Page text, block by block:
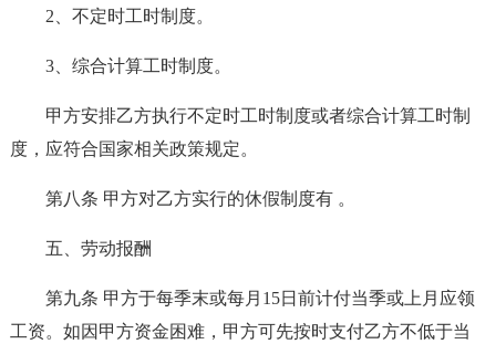
2、不定时工时制度。
3、综合计算工时制度。
甲方安排乙方执行不定时工时制度或者综合计算工时制
度，应符合国家相关政策规定。
第八条 甲方对乙方实行的休假制度有 。
五、劳动报酬
第九条 甲方于每季末或每月15日前计付当季或上月应领
工资。如因甲方资金困难，甲方可先按时支付乙方不低于当